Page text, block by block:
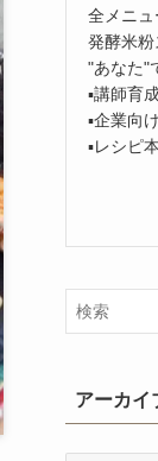
全メニュ
発酵米
"あなた"
▪︎講師育
▪︎企業向
▪︎レシピ
アーカイ